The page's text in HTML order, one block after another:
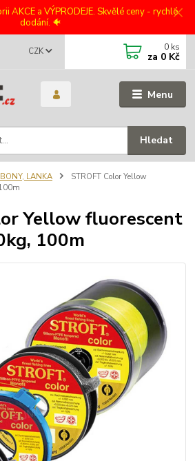
AKCE a VÝPRODEJE. Skvělé ceny - rychlé
dodání. 🐠
Menu
CZK
Hledat
0 ks
za 0 Kč
LANKA
STROFT Color Yellow
Yellow fluorescent
100m